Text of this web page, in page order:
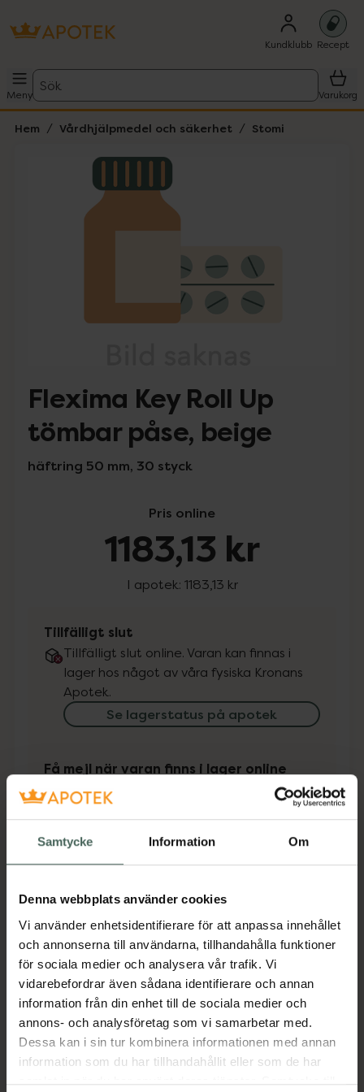
Samtycke Information Om
Denna webbplats använder cookies
Vi använder enhetsidentifierare för att anpassa innehållet
och annonserna till användarna, tillhandahålla funktioner
för sociala medier och analysera vår trafik. Vi
vidarebefordrar även sådana identifierare och annan
information från din enhet till de sociala medier och
annons- och analysföretag som vi samarbetar med.
Dessa kan i sin tur kombinera informationen med annan
information som du har tillhandahållit eller som de har
samlat in när du har använt deras tjänster. Samtycke till
Kundklubb Recept
Meny
Sök
Varukorg
Hem Vårdhjälpmedel och säkerhet Stomi
Lista: . Innehåller 1 objekt.
Flexima Key Roll Up
tömbar påse, beige
häftring 50 mm, 30 styck
Pris online
1183,13 kr
I apotek: 1183,13 kr
Tillfälligt slut
Tillfälligt slut online. Varan kan finnas i
lager hos något av våra fysiska Kronans
Apotek.
Se lagerstatus på apotek
Få mejl när varan finns i lager online
Din e-postadress
Jag accepterar villkoren
Aktuella erbjudanden
Beskrivning Dölj
Jämförpris 39,44 kr/st
EAN:07321532104602
Kategorier: